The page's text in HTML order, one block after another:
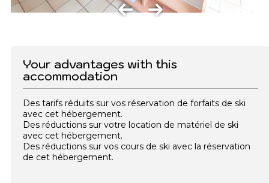
Your advantages with this
accommodation
Des tarifs réduits sur vos réservation de forfaits de ski
avec cet hébergement.
Des réductions sur votre location de matériel de ski
avec cet hébergement.
Des réductions sur vos cours de ski avec la réservation
de cet hébergement.